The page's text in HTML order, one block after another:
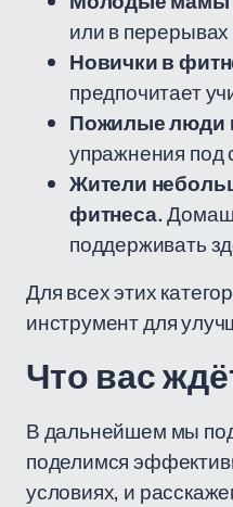
или в
Новички в
предпочитает
Пожилые люди
упражнения под
Жители
фитнеса.
поддерживать
Для всех этих
инструмент для
Что вас
В дальнейшем мы
поделимся
условиях, и